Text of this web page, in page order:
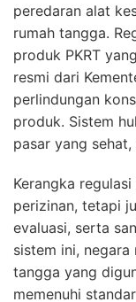
peredaran alat
rumah tangga.
produk PKRT
resmi dari
perlindungan
produk. Sistem
pasar yang
Kerangka
perizinan, tetapi
evaluasi, serta
sistem ini,
tangga yang
memenuhi